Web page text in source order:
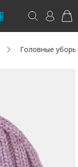
Головные уборы